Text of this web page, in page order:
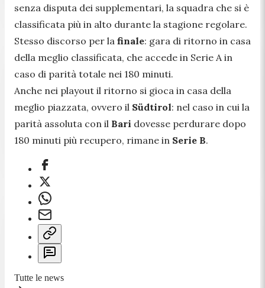
senza disputa dei supplementari, la squadra che si è
classificata più in alto durante la stagione regolare.
Stesso discorso per la finale: gara di ritorno in casa
della meglio classificata, che accede in Serie A in
caso di parità totale nei 180 minuti.
Anche nei playout il ritorno si gioca in casa della
meglio piazzata, ovvero il Südtirol: nel caso in cui la
parità assoluta con il Bari dovesse perdurare dopo
180 minuti più recupero, rimane in Serie B.
Tutte le news